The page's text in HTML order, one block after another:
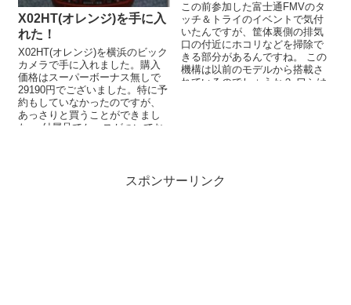
X02HT(オレンジ)を手に入
れた！
X02HT(オレンジ)を横浜のビック
カメラで手に入れました。購入
価格はスーパーボーナス無しで
29190円でございました。特に予
約もしていなかったのですが、
あっさりと買うことができまし
た。 付属品でケースがついてお
この前参加した富士通FMVのタ
ッチ＆トライのイベントで気付
いたんですが、筐体裏側の排気
口の付近にホコリなどを掃除で
きる部分があるんですね。 この
機構は以前のモデルから搭載さ
れているのでしょうか？ ワシは
スポンサーリンク